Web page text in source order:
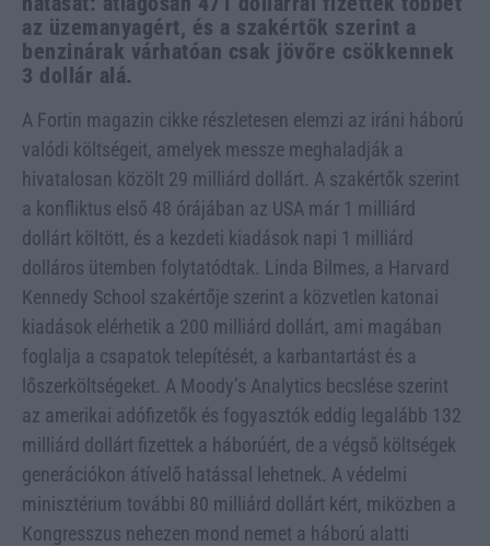
az üzemanyagért, és a szakértők szerint a
benzinárak várhatóan csak jövőre csökkennek
3 dollár alá.
A Fortin magazin cikke részletesen elemzi az iráni háború
valódi költségeit, amelyek messze meghaladják a
hivatalosan közölt 29 milliárd dollárt. A szakértők szerint
a konfliktus első 48 órájában az USA már 1 milliárd
dollárt költött, és a kezdeti kiadások napi 1 milliárd
dolláros ütemben folytatódtak. Linda Bilmes, a Harvard
Kennedy School szakértője szerint a közvetlen katonai
kiadások elérhetik a 200 milliárd dollárt, ami magában
foglalja a csapatok telepítését, a karbantartást és a
lőszerköltségeket. A Moody’s Analytics becslése szerint
az amerikai adófizetők és fogyasztók eddig legalább 132
milliárd dollárt fizettek a háborúért, de a végső költségek
generációkon átívelő hatással lehetnek. A védelmi
minisztérium további 80 milliárd dollárt kért, miközben a
Kongresszus nehezen mond nemet a háború alatti